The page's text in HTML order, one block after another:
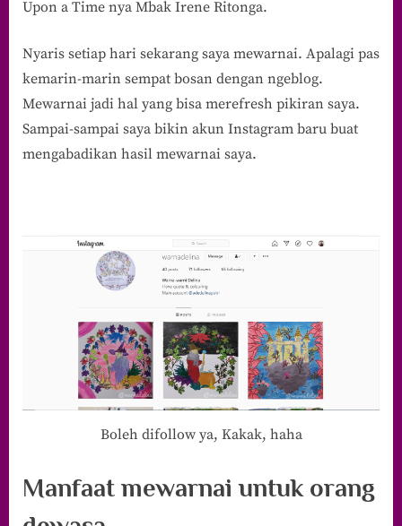
Upon a Time nya Mbak Irene Ritonga.
Nyaris setiap hari sekarang saya mewarnai. Apalagi pas
kemarin-marin sempat bosan dengan ngeblog.
Mewarnai jadi hal yang bisa merefresh pikiran saya.
Sampai-sampai saya bikin akun Instagram baru buat
mengabadikan hasil mewarnai saya.
Boleh difollow ya, Kakak, haha
Manfaat mewarnai untuk orang